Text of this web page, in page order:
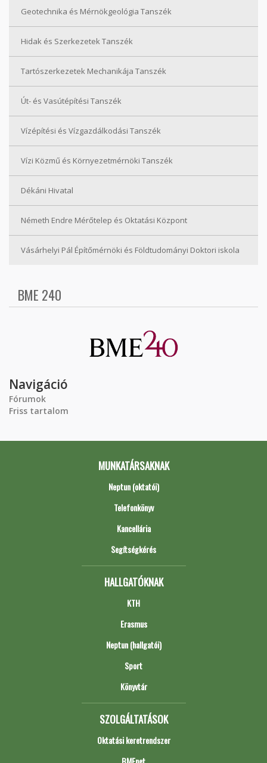
Geotechnika és Mérnökgeológia Tanszék
Hidak és Szerkezetek Tanszék
Tartószerkezetek Mechanikája Tanszék
Út- és Vasútépítési Tanszék
Vízépítési és Vízgazdálkodási Tanszék
Vízi Közmű és Környezetmérnöki Tanszék
Dékáni Hivatal
Németh Endre Mérőtelep és Oktatási Központ
Vásárhelyi Pál Építőmérnöki és Földtudományi Doktori iskola
BME 240
Navigáció
Fórumok
Friss tartalom
MUNKATÁRSAKNAK
Neptun (oktatói)
Telefonkönyv
Kancellária
Segítségkérés
HALLGATÓKNAK
KTH
Erasmus
Neptun (hallgatói)
Sport
Könyvtár
SZOLGÁLTATÁSOK
Oktatási keretrendszer